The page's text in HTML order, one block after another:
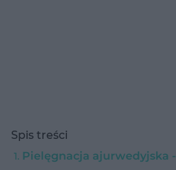
Spis treści
Pielęgnacja ajurwedyjska